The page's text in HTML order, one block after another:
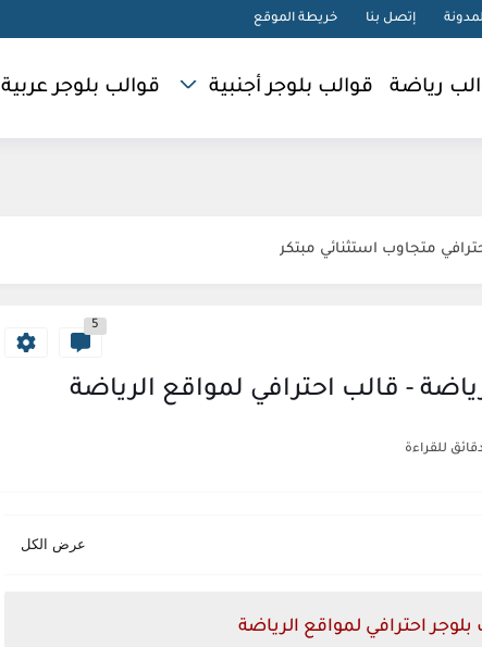
إتصل بنا خريطة الموقع
رياضة قوالب بلوجر أجنبية قوالب بلوجر عربية
5